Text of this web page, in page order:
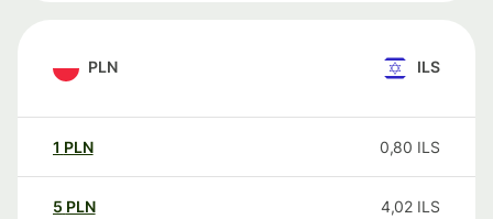
PLN ILS
1 PLN 0,80 ILS
5 PLN 4,02 ILS